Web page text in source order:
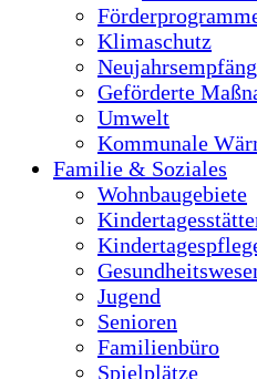
Klimaschutz
Geförderte
Umwelt
Kommunale
Familie & Soziales
Wohnbaugebiete
Jugend
Senioren
Familienbüro
Spielplätze